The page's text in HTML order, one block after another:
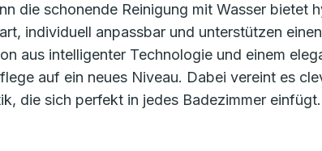
die schonende Reinigung mit Wasser bietet
individuell anpassbar und unterstützen einen
aus intelligenter Technologie und einem
auf ein neues Niveau. Dabei vereint es
die sich perfekt in jedes Badezimmer einfügt.